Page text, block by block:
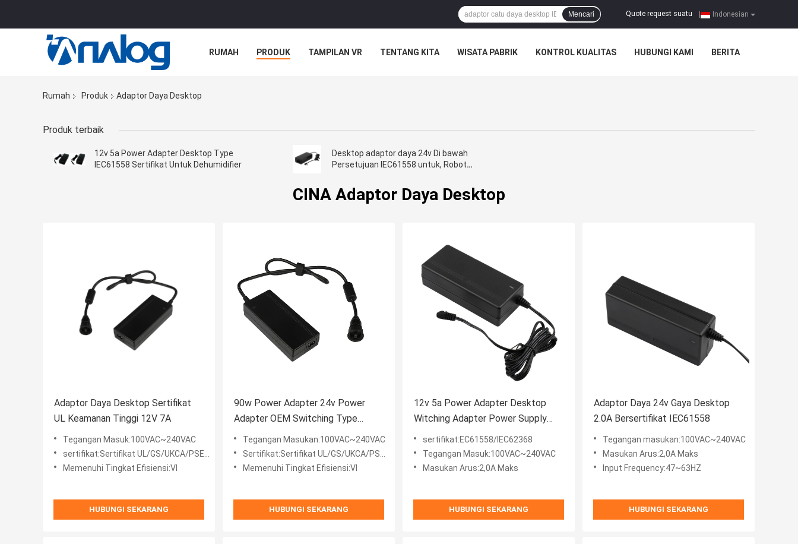
Indonesian
Quote request suatu
Mencari
RUMAH PRODUK TAMPILAN VR TENTANG KITA WISATA PABRIK KONTROL KUALITAS HUBUNGI KAMI BERITA
Rumah
Produk Adaptor Daya Desktop
Produk terbaik
12v 5a Power Adapter Desktop Type
IEC61558 Sertifikat Untuk Dehumidifier
Desktop adaptor daya 24v Di bawah
Persetujuan IEC61558 untuk, Robot
CINA Adaptor Daya Desktop
Adaptor Daya Desktop Sertifikat
UL Keamanan Tinggi 12V 7A
Tegangan Masuk:100VAC~240VAC
sertifikat:Sertifikat UL/GS/UKCA/PSE/RCM/KC
Memenuhi Tingkat Efisiensi:VI
HUBUNGI SEKARANG
90w Power Adapter 24v Power
Adapter OEM Switching Type
dengan persetujuan IEC61558
Tegangan Masukan:100VAC~240VAC
Sertifikat:Sertifikat UL/GS/UKCA/PSE/RCM/KC
Memenuhi Tingkat Efisiensi:VI
HUBUNGI SEKARANG
12v 5a Power Adapter Desktop
Witching Adapter Power Supply
Dengan CE/FCC/UL
sertifikat:EC61558/IEC62368
Tegangan Masuk:100VAC~240VAC
Masukan Arus:2,0A Maks
HUBUNGI SEKARANG
Adaptor Daya 24v Gaya Desktop
2.0A Bersertifikat IEC61558
Tegangan masukan:100VAC~240VAC
Masukan Arus:2,0A Maks
Input Frequency:47~63HZ
HUBUNGI SEKARANG